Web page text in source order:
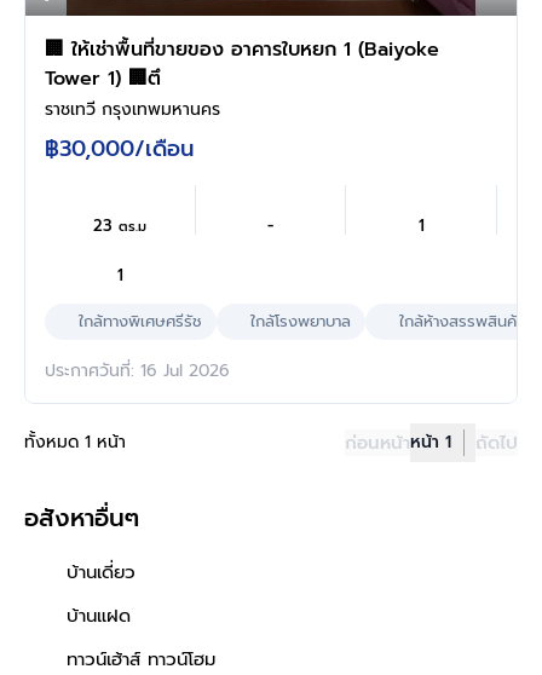
🏢 ให้เช่าพื้นที่ขายของ อาคารใบหยก 1 (Baiyoke
Tower 1) 🏢ตึ
ราชเทวี กรุงเทพมหานคร
฿30,000/เดือน
23ตร.ม - 1
1
ใกล้ทางพิเศษศรีรัช
ใกล้โรงพยาบาล ใกล้ห้างสรรพสินค้า
ประกาศวันที่: 16 Jul 2026
ทั้งหมด 1 หน้า ก่อนหน้าหน้า 1 ถัดไป
อสังหาอื่นๆ
บ้านเดี่ยว
บ้านแฝด
ทาวน์เฮ้าส์ ทาวน์โฮม